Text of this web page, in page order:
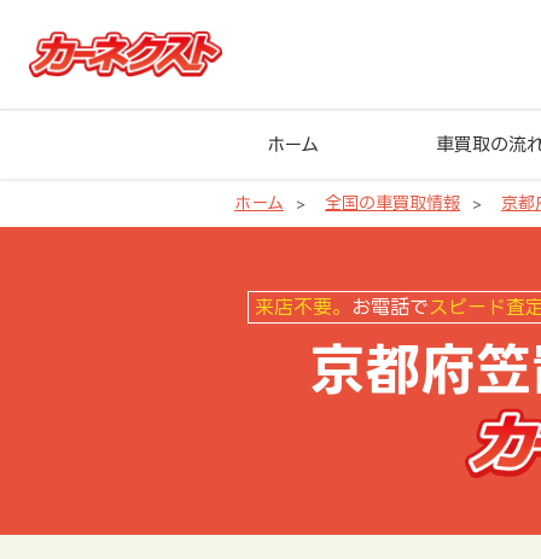
ホーム 車買取の流
ホーム 全国の車買取情報 京都
来店不要。 お電話で スピード査
京都府